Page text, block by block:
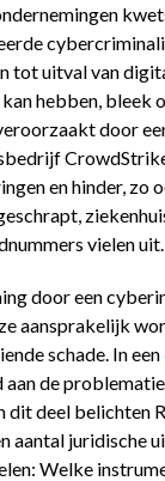
tot uitval van
hebben, bleek
door
en hinder, zo
vielen uit.
door een
aansprakelijk
schade. In een
aan de
dit deel belichten
aantal juridische
Welke